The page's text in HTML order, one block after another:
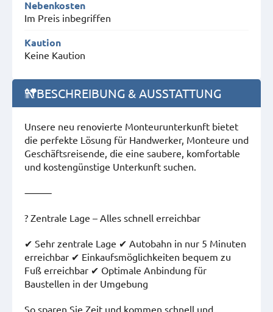
Nebenkosten
Im Preis inbegriffen
Kaution
Keine Kaution
BESCHREIBUNG & AUSSTATTUNG
Unsere neu renovierte Monteurunterkunft bietet
die perfekte Lösung für Handwerker, Monteure und
Geschäftsreisende, die eine saubere, komfortable
und kostengünstige Unterkunft suchen.
⸻
? Zentrale Lage – Alles schnell erreichbar
✔ Sehr zentrale Lage ✔ Autobahn in nur 5 Minuten
erreichbar ✔ Einkaufsmöglichkeiten bequem zu
Fuß erreichbar ✔ Optimale Anbindung für
Baustellen in der Umgebung
So sparen Sie Zeit und kommen schnell und